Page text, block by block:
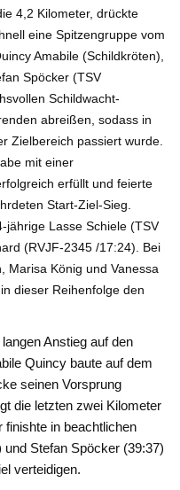
4,2 Kilometer, drückte
eine Spitzengruppe vom
Amabile (Schildkröten),
Spöcker (TSV
Schildwacht-
abreißen, sodass in
Zielbereich passiert wurde.
mit einer
erfüllt und feierte
Start-Ziel-Sieg.
jährige Lasse Schiele (TSV
(RVJF-2345 /17:24). Bei
Marisa König und Vanessa
dieser Reihenfolge den
Anstieg auf den
Quincy baute auf dem
seinen Vorsprung
die letzten zwei Kilometer
finishte in beachtlichen
Stefan Spöcker (39:37)
verteidigen.